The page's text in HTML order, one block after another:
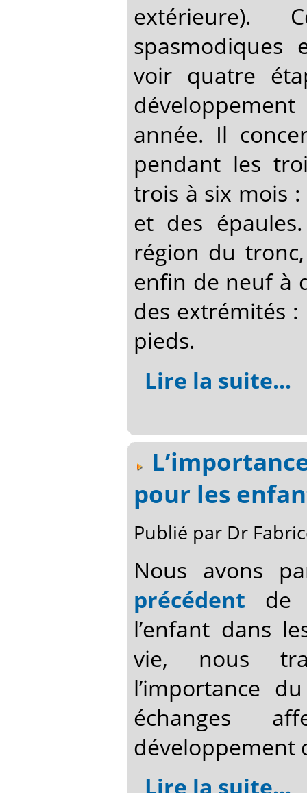
extérieure).
spasmodiques
voir quatre
année. Il
pendant les
trois à six mois
et des
région du
enfin de neuf à
des extrémités
pieds.
Lire la suite...
pour les
Publié par Dr
Nous avons
précédent de
l’enfant dans
vie, nous
l’importance
échanges
développement
Lire la suite...